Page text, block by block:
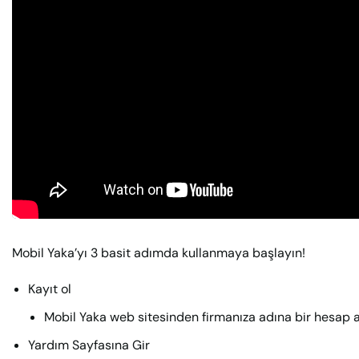
Mobil Yaka’yı 3 basit adımda kullanmaya başlayın!
Kayıt ol
Mobil Yaka web sitesinden firmanıza adına bir hesap
Yardım Sayfasına Gir